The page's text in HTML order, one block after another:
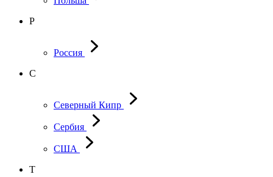
Р
Россия
С
Северный Кипр
Сербия
США
Т